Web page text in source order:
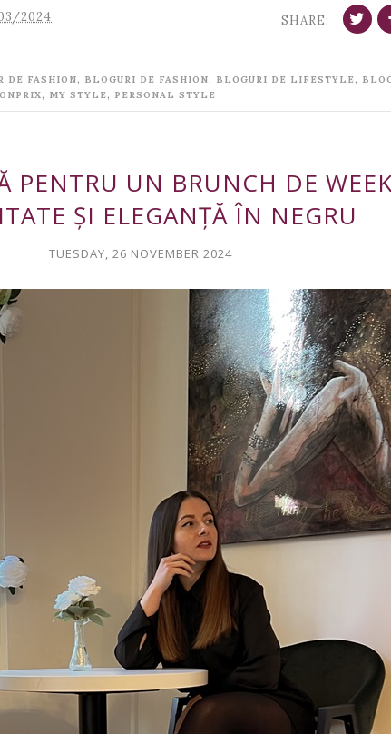
2024
SHARE:
DE FASHION, BLOGURI DE FASHION, BLOGURI DE LIFESTYLE ,
, MY STYLE , PERSONAL STYLE
PENTRU UN BRUNCH DE
ȘI ELEGANȚĂ ÎN NEGRU
TUESDAY, 26 NOVEMBER 2024